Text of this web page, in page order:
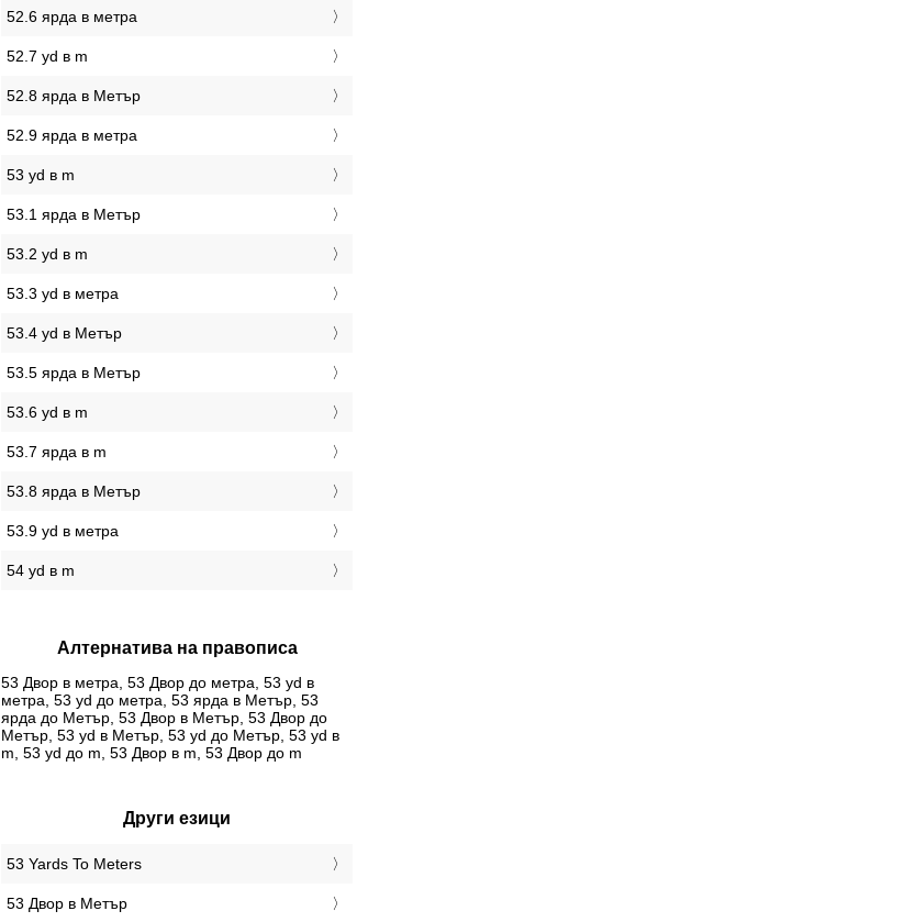
52.6 ярда в метра
52.7 yd в m
52.8 ярда в Метър
52.9 ярда в метра
53 yd в m
53.1 ярда в Метър
53.2 yd в m
53.3 yd в метра
53.4 yd в Метър
53.5 ярда в Метър
53.6 yd в m
53.7 ярда в m
53.8 ярда в Метър
53.9 yd в метра
54 yd в m
Алтернатива на правописа
53 Двор в метра, 53 Двор до метра, 53 yd в
метра, 53 yd до метра, 53 ярда в Метър, 53
ярда до Метър, 53 Двор в Метър, 53 Двор до
Метър, 53 yd в Метър, 53 yd до Метър, 53 yd в
m, 53 yd до m, 53 Двор в m, 53 Двор до m
Други езици
‎53 Yards To Meters
‎53 Двор в Метър